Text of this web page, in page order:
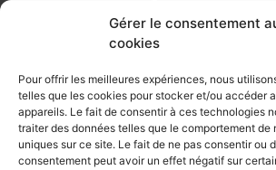
Gérer le consentement
cookies
Pour offrir les meilleures expériences, nous
telles que les cookies pour stocker et/ou accéder
appareils. Le fait de consentir à ces technologies
traiter des données telles que le comportement de
uniques sur ce site. Le fait de ne pas consentir ou
consentement peut avoir un effet négatif sur
N
e
w
s
p
i
n
k
e
t
RECEVOIR L'ACTU DE LA
Retrouvez tous les mois les articles terrain